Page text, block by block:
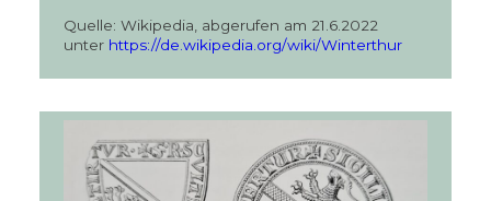
Quelle: Wikipedia, abgerufen am 21.6.2022
unter https://de.wikipedia.org/wiki/Winterthur